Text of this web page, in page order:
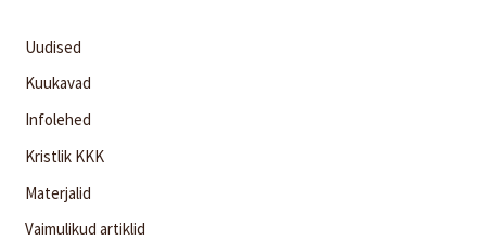
Uudised
Kuukavad
Infolehed
Kristlik KKK
Materjalid
Vaimulikud artiklid